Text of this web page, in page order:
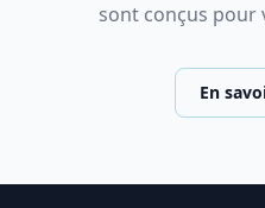
sont conçus pour
En